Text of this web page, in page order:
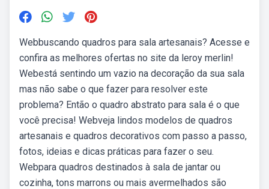
Webbuscando quadros para sala artesanais? Acesse e
confira as melhores ofertas no site da leroy merlin!
Webestá sentindo um vazio na decoração da sua sala
mas não sabe o que fazer para resolver este
problema? Então o quadro abstrato para sala é o que
você precisa! Webveja lindos modelos de quadros
artesanais e quadros decorativos com passo a passo,
fotos, ideias e dicas práticas para fazer o seu.
Webpara quadros destinados à sala de jantar ou
cozinha, tons marrons ou mais avermelhados são